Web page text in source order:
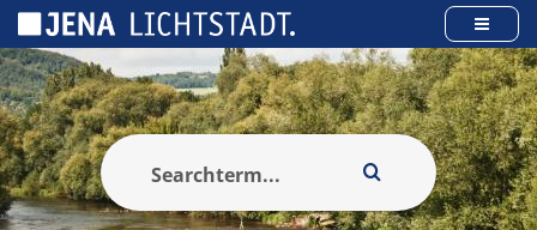
Panel zarządzania plikami cookies